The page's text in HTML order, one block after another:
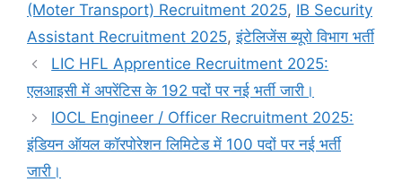
(Moter Transport) Recruitment 2025, IB Security
Assistant Recruitment 2025,इंटेलिजेंस ब्यूरो विभाग भर्ती
LIC HFL Apprentice Recruitment 2025:
एलआइसी में अपरेंटिस के 192 पदों पर नई भर्ती जारी।
IOCL Engineer / Officer Recruitment 2025:
इंडियन ऑयल कॉरपोरेशन लिमिटेड में 100 पदों पर नई भर्ती
जारी।